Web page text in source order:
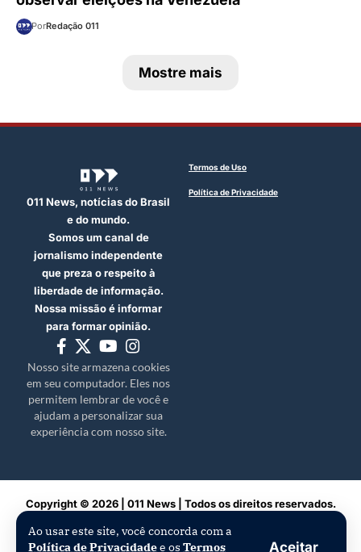
Ao usar este site, você concorda com a
Política de Privacidadee os Termos Aceitar
PorRedação 011
Mostre mais
011 News, notícias do Brasil
e do mundo.
Somos um canal de
jornalismo independente
que preza o respeito à
liberdade de informação.
Nossa missão é informar
para formar opinião.
Nosso site armazena cookies
em seu computador. Eles nos
permitem lembrar de você e
ajudam a personalizar sua
experiência com nosso site.
Termos de Uso
Política de Privacidade
Copyright © 2026 | 011 News | Todos os direitos reservados.